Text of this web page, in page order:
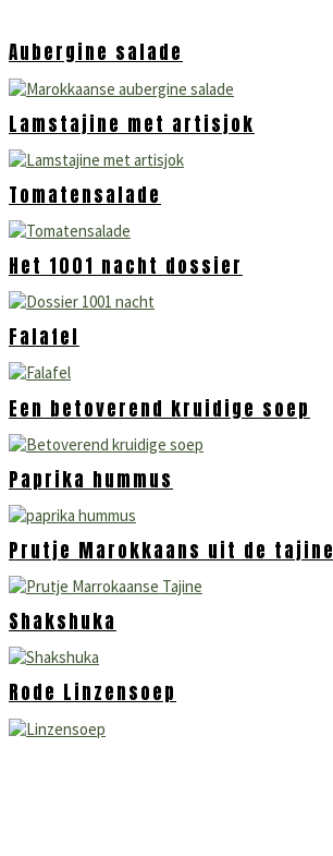
Aubergine salade
Lamstajine met artisjok
Tomatensalade
Het 1001 nacht dossier
Falafel
Een betoverend kruidige soep
Paprika hummus
Prutje Marokkaans uit de tajine
Shakshuka
Rode Linzensoep